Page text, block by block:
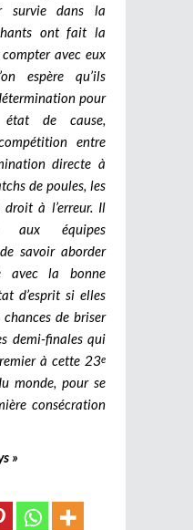
survie dans la
ont fait la
avec eux
espère qu’ils
pour
de cause,
entre
directe à
de poules, les
droit à l’erreur. Il
aux équipes
savoir aborder
avec la bonne
d’esprit si elles
de briser
demi-finales qui
à cette 23e
monde, pour se
consécration
»